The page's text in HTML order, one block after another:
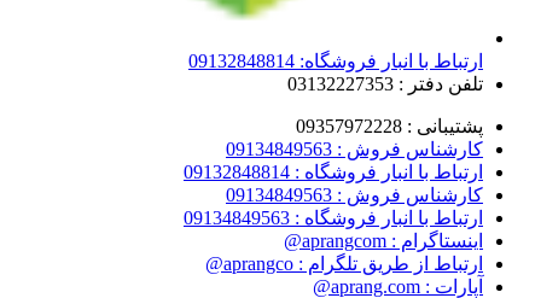
ارتباط با انبار فروشگاه: 09132848814
تلفن دفتر : 03132227353
پشتیبانی : 09357972228
کارشناس فروش : 09134849563
ارتباط با انبار فروشگاه : 09132848814
کارشناس فروش : 09134849563
ارتباط با انبار فروشگاه : 09134849563
اینستاگرام : aprangcom@
ارتباط از طریق تلگرام : aprangco@
آپارات : aprang.com@